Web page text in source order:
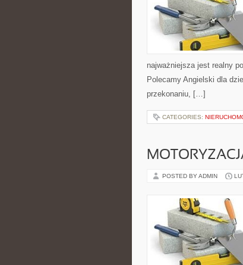
najważniejsza jest realny
Polecamy Angielski dla
przekonaniu, […]
CATEGORIES:
POSTED BY ADMIN